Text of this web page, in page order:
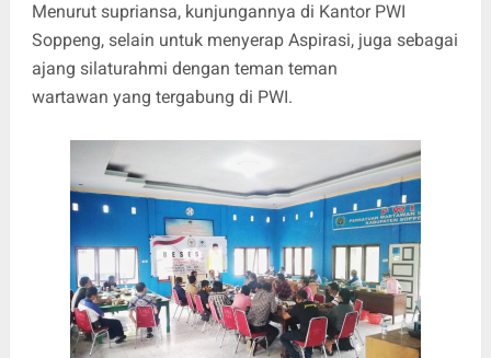
Menurut supriansa, kunjungannya di Kantor PWI
Soppeng, selain untuk menyerap Aspirasi, juga sebagai
ajang silaturahmi dengan teman teman
wartawan yang tergabung di PWI.